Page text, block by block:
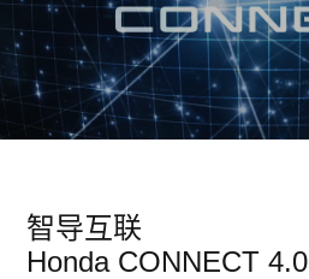
全领域产品
技术创新
新闻资讯
智导互联
Honda CONNECT 4.0